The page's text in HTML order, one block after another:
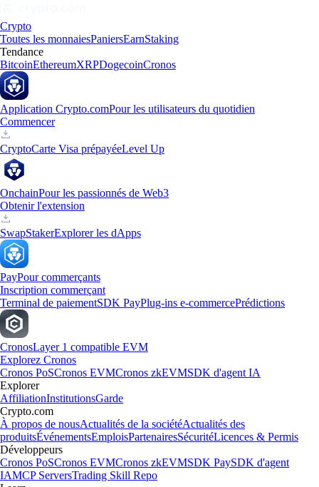
Crypto
Toutes les monnaiesPaniersEarnStaking
Tendance
BitcoinEthereumXRPDogecoinCronos
Application Crypto.comPour les utilisateurs du quotidien
Commencer
CryptoCarte Visa prépayéeLevel Up
OnchainPour les passionnés de Web3
Obtenir l'extension
SwapStakerExplorer les dApps
PayPour commerçants
Inscription commerçant
Terminal de paiementSDK PayPlug-ins e-commercePrédictions
CronosLayer 1 compatible EVM
Explorez Cronos
Cronos PoSCronos EVMCronos zkEVMSDK d'agent IA
Explorer
AffiliationInstitutionsGarde
Crypto.com
À propos de nousActualités de la sociétéActualités des
produitsÉvénementsEmploisPartenairesSécuritéLicences & Permis
Développeurs
Cronos PoSCronos EVMCronos zkEVMSDK PaySDK d'agent
IAMCP ServersTrading Skill Repo